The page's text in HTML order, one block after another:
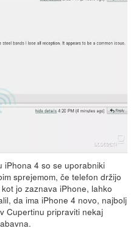
iPhona 4 so se uporabniki
sprejemom, če telefon držijo
jo zaznava iPhone, lahko
da ima iPhone 4 novo, najbolj
Cupertinu pripraviti nekaj